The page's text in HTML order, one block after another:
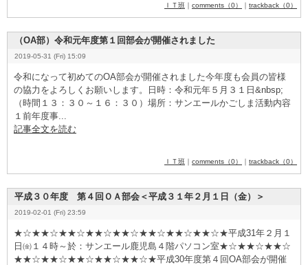
ＩＴ班 ｜ comments（0） ｜ trackback（0）
（OA部）令和元年度第１回部会が開催されました
2019-05-31 (Fri) 15:09
令和になって初めてのO­A­部会が開催されました今年度も会員の皆様
の協力をよろしくお願いします。日時：令和元年５月３１日&­n­b­s­p­;
（時間１３：３０～１６：３０）場所：サンエールかごしま活動内容
１前年度事...
記事全文を読む
ＩＴ班 ｜ comments（0） ｜ trackback（0）
平成３０年度 第４回ＯＡ部会＜平成３１年２月１日（金）＞
2019-02-01 (Fri) 23:59
★☆★★☆★★☆★★☆★★☆★★☆★★☆★★☆★平成3­1 ­年２月１
日㈮１４時～於：サンエール鹿児島４階パソコン室★☆★★☆★★☆
★★☆★★☆★★☆★★☆★★☆★平成3­0­年度第４回O­A­部会が開催